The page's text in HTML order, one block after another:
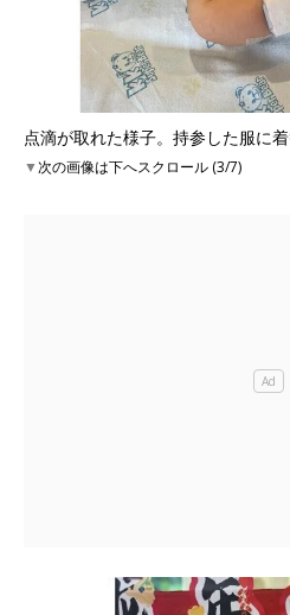
点滴が取れた様子。持参した服に着
▼次の画像は下へスクロール (3/7)